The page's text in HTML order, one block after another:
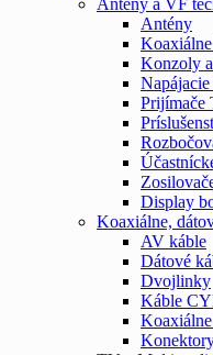
Antény
Konzoly
Prijímače
Display
Koaxiálne,
AV káble
Dátové
Dvojlinky
Káble